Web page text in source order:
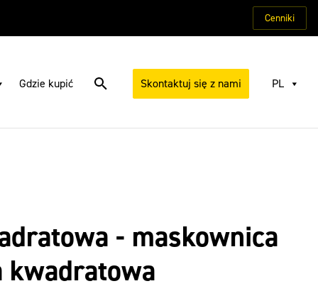
Cenniki
Gdzie kupić Skontaktuj się z nami PL
- maskownica
kwadratowa